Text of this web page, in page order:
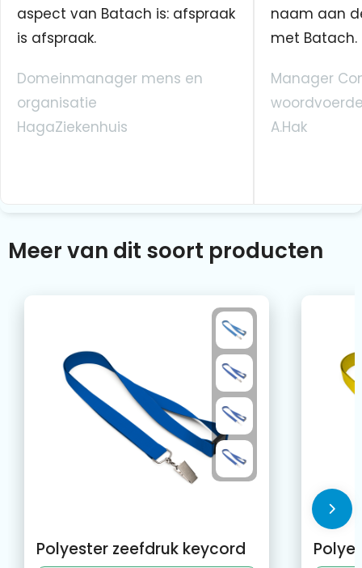
aspect van Batach is: afspraak
is afspraak.
Domeinmanager mens en
organisatie
HagaZiekenhuis
naam aan
met Batach.
Manager
A.Hak
Meer van dit soort producten
Polyester zeefdruk keycord